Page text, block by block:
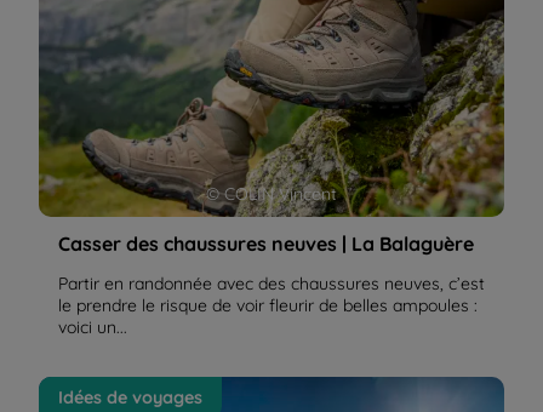
© COLIN Vincent
Casser des chaussures neuves | La Balaguère
Partir en randonnée avec des chaussures neuves, c’est
le prendre le risque de voir fleurir de belles ampoules :
voici un...
Benasque à raquettes, une de mes randonnées
Idées de voyages